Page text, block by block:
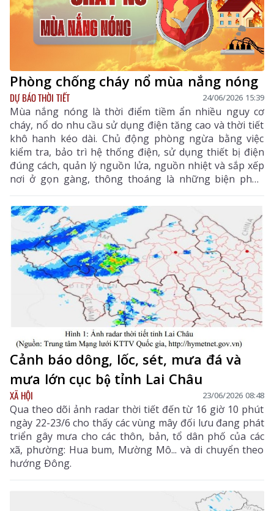
Phòng chống cháy nổ mùa nắng nóng
DỰ BÁO THỜI TIẾT 24/06/2026 15:39
Mùa nắng nóng là thời điểm tiềm ẩn nhiều nguy cơ
cháy, nổ do nhu cầu sử dụng điện tăng cao và thời tiết
khô hanh kéo dài. Chủ động phòng ngừa bằng việc
kiểm tra, bảo trì hệ thống điện, sử dụng thiết bị điện
đúng cách, quản lý nguồn lửa, nguồn nhiệt và sắp xếp
nơi ở gọn gàng, thông thoáng là những biện pháp
thiết thực giúp mỗi gia đình bảo vệ an toàn cho người
thân và tài sản.
Cảnh báo dông, lốc, sét, mưa đá và
mưa lớn cục bộ tỉnh Lai Châu
XÃ HỘI 23/06/2026 08:48
Qua theo dõi ảnh radar thời tiết đến từ 16 giờ 10 phút
ngày 22-23/6 cho thấy các vùng mây đối lưu đang phát
triển gây mưa cho các thôn, bản, tổ dân phố của các
xã, phường: Hua bum, Mường Mô... và di chuyển theo
hướng Đông.